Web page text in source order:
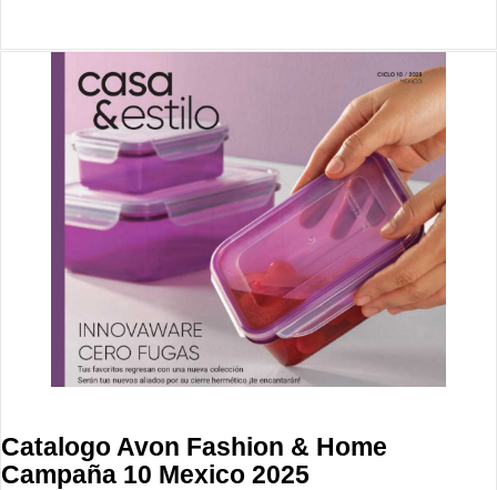
Catalogo Avon Fashion & Home
Campaña 10 Mexico 2025